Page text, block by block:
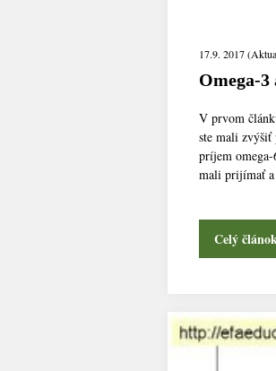
17.9. 2017
Omega-
V prvom
ste mali
príjem
mali prijímať
Celý